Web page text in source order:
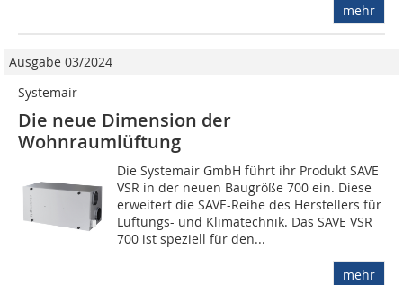
mehr
Ausgabe 03/2024
Systemair
Die neue Dimension der
Wohnraumlüftung
Die Systemair GmbH führt ihr Produkt SAVE
VSR in der neuen Baugröße 700 ein. Diese
erweitert die SAVE-Reihe des Herstellers für
Lüftungs- und Klimatechnik. Das SAVE VSR
700 ist speziell für den...
mehr